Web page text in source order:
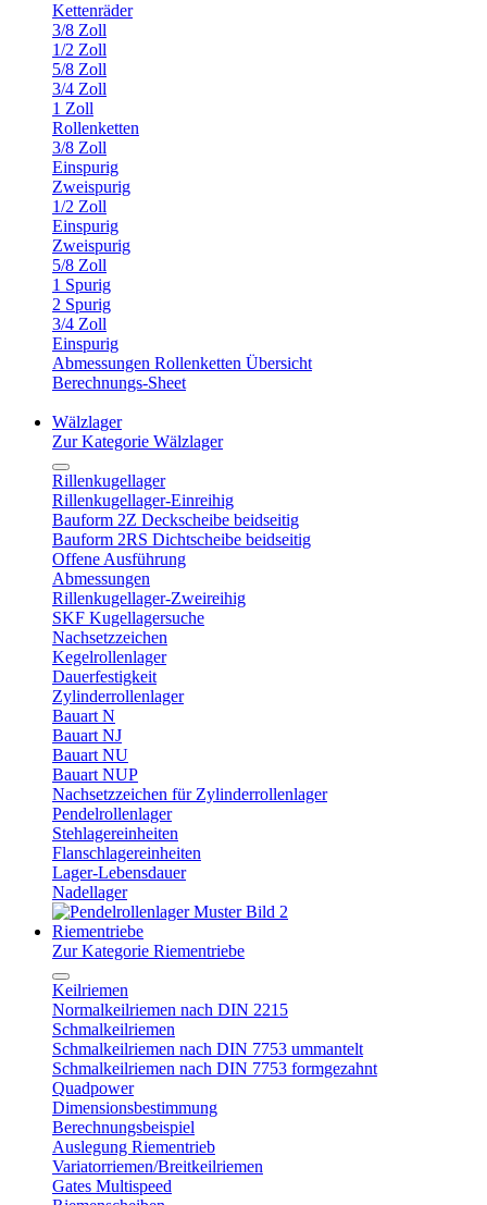
Kettenräder
3/8 Zoll
1/2 Zoll
5/8 Zoll
3/4 Zoll
1 Zoll
Rollenketten
3/8 Zoll
Einspurig
Zweispurig
1/2 Zoll
Einspurig
Zweispurig
5/8 Zoll
1 Spurig
2 Spurig
3/4 Zoll
Einspurig
Abmessungen Rollenketten Übersicht
Berechnungs-Sheet
Wälzlager
Zur Kategorie Wälzlager
Rillenkugellager
Rillenkugellager-Einreihig
Bauform 2Z Deckscheibe beidseitig
Bauform 2RS Dichtscheibe beidseitig
Offene Ausführung
Abmessungen
Rillenkugellager-Zweireihig
SKF Kugellagersuche
Nachsetzzeichen
Kegelrollenlager
Dauerfestigkeit
Zylinderrollenlager
Bauart N
Bauart NJ
Bauart NU
Bauart NUP
Nachsetzzeichen für Zylinderrollenlager
Pendelrollenlager
Stehlagereinheiten
Flanschlagereinheiten
Lager-Lebensdauer
Nadellager
Riementriebe
Zur Kategorie Riementriebe
Keilriemen
Normalkeilriemen nach DIN 2215
Schmalkeilriemen
Schmalkeilriemen nach DIN 7753 ummantelt
Schmalkeilriemen nach DIN 7753 formgezahnt
Quadpower
Dimensionsbestimmung
Berechnungsbeispiel
Auslegung Riementrieb
Variatorriemen/Breitkeilriemen
Gates Multispeed